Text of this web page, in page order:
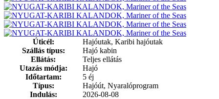
Úticél:
Hajóutak, Karibi hajóutak
Szállás típus:
Hajó kabin
Ellátás:
Teljes ellátás
Utazás módja:
Hajó
Időtartam:
5 éj
Típus:
Hajóút, Nyaralóprogram
Indulás:
2026-08-08